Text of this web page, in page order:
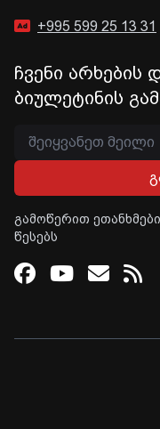
+995 599 25 13 31
ჩვენი არხების
ბიულეტინის
გამოწერით
წესებს
Facebook
Youtube
Email
RSS